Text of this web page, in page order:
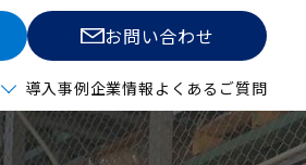
お問い合わせ
導入事例企業情報 よくあるご質問